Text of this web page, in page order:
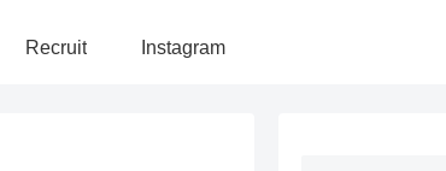
Recruit Instagram